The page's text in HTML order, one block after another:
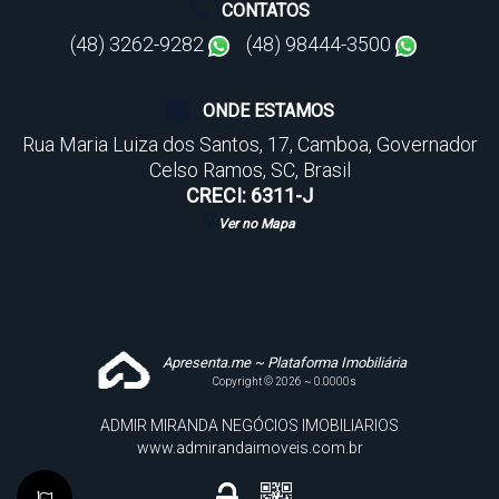
CONTATOS
(48) 3262-9282 (48) 98444-3500
ONDE ESTAMOS
Rua Maria Luiza dos Santos, 17, Camboa, Governador
Celso Ramos, SC, Brasil
CRECI: 6311-J
Ver no Mapa
Apresenta.me ~ Plataforma Imobiliária
Copyright © 2026 ~ 0.0000s
ADMIR MIRANDA NEGÓCIOS IMOBILIARIOS
www.admirandaimoveis.com.br